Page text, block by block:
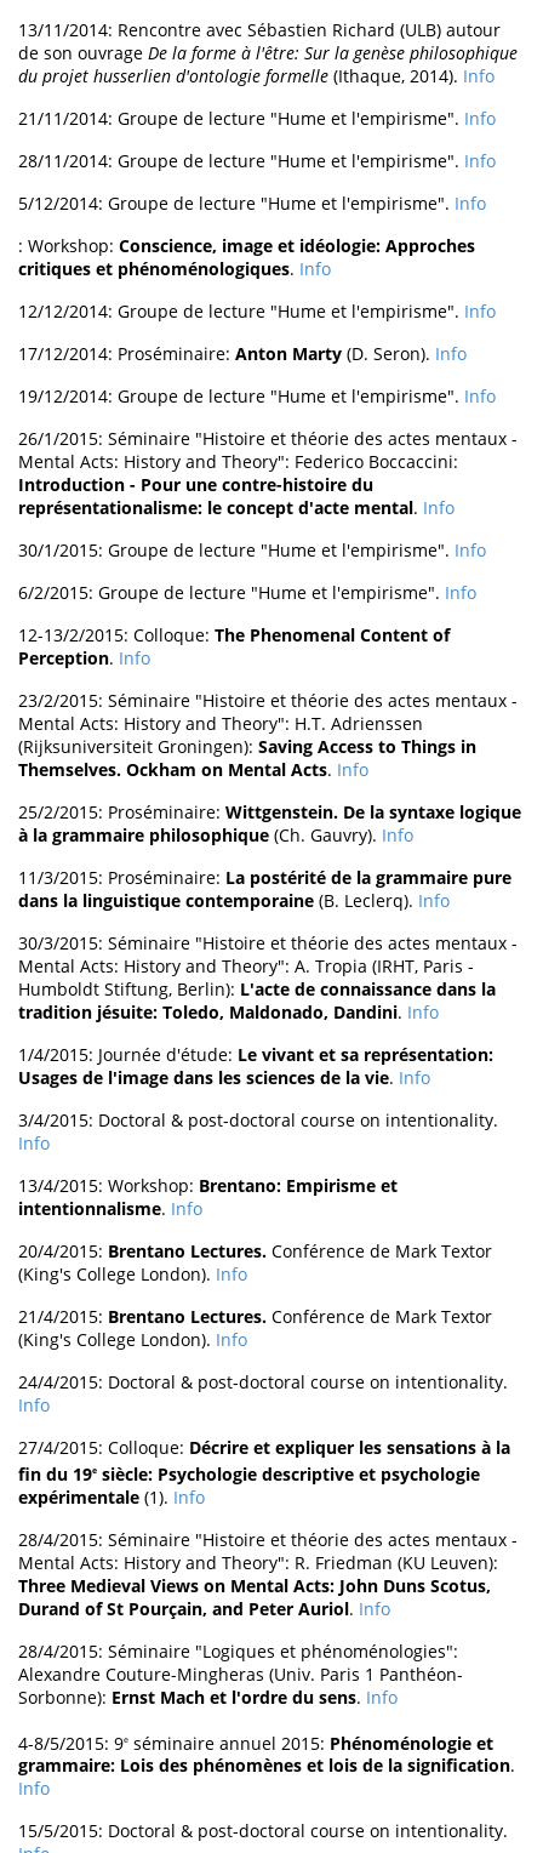
13/11/2014: Rencontre avec Sébastien Richard (ULB) autour
de son ouvrage De la forme à l'être: Sur la genèse philosophique
du projet husserlien d'ontologie formelle (Ithaque, 2014). Info
21/11/2014: Groupe de lecture "Hume et l'empirisme". Info
28/11/2014: Groupe de lecture "Hume et l'empirisme". Info
5/12/2014: Groupe de lecture "Hume et l'empirisme". Info
: Workshop: Conscience, image et idéologie: Approches
critiques et phénoménologiques. Info
12/12/2014: Groupe de lecture "Hume et l'empirisme". Info
17/12/2014: Proséminaire: Anton Marty (D. Seron). Info
19/12/2014: Groupe de lecture "Hume et l'empirisme". Info
26/1/2015: Séminaire "Histoire et théorie des actes mentaux -
Mental Acts: History and Theory": Federico Boccaccini:
Introduction - Pour une contre-histoire du
représentationalisme: le concept d'acte mental. Info
30/1/2015: Groupe de lecture "Hume et l'empirisme". Info
6/2/2015: Groupe de lecture "Hume et l'empirisme". Info
12-13/2/2015: Colloque: The Phenomenal Content of
Perception. Info
23/2/2015: Séminaire "Histoire et théorie des actes mentaux -
Mental Acts: History and Theory": H.T. Adrienssen
(Rijksuniversiteit Groningen): Saving Access to Things in
Themselves. Ockham on Mental Acts. Info
25/2/2015: Proséminaire: Wittgenstein. De la syntaxe logique
à la grammaire philosophique (Ch. Gauvry). Info
11/3/2015: Proséminaire: La postérité de la grammaire pure
dans la linguistique contemporaine (B. Leclerq). Info
30/3/2015: Séminaire "Histoire et théorie des actes mentaux -
Mental Acts: History and Theory": A. Tropia (IRHT, Paris -
Humboldt Stiftung, Berlin): L'acte de connaissance dans la
tradition jésuite: Toledo, Maldonado, Dandini. Info
1/4/2015: Journée d'étude: Le vivant et sa représentation:
Usages de l'image dans les sciences de la vie. Info
3/4/2015: Doctoral & post-doctoral course on intentionality.
Info
13/4/2015: Workshop: Brentano: Empirisme et
intentionnalisme. Info
20/4/2015: Brentano Lectures. Conférence de Mark Textor
(King's College London). Info
21/4/2015: Brentano Lectures. Conférence de Mark Textor
(King's College London). Info
24/4/2015: Doctoral & post-doctoral course on intentionality.
Info
27/4/2015: Colloque: Décrire et expliquer les sensations à la
fin du 19e siècle: Psychologie descriptive et psychologie
expérimentale (1). Info
28/4/2015: Séminaire "Histoire et théorie des actes mentaux -
Mental Acts: History and Theory": R. Friedman (KU Leuven):
Three Medieval Views on Mental Acts: John Duns Scotus,
Durand of St Pourçain, and Peter Auriol. Info
28/4/2015: Séminaire "Logiques et phénoménologies":
Alexandre Couture-Mingheras (Univ. Paris 1 Panthéon-
Sorbonne): Ernst Mach et l'ordre du sens. Info
4-8/5/2015: 9e séminaire annuel 2015: Phénoménologie et
grammaire: Lois des phénomènes et lois de la signification.
Info
15/5/2015: Doctoral & post-doctoral course on intentionality.